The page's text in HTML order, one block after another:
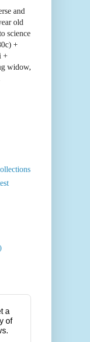
and
old
science
+
+
widow,
a
of